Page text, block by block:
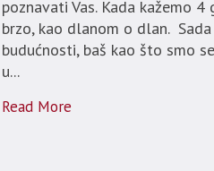
poznavati Vas. Kada kažemo
brzo, kao dlanom o dlan.
budućnosti, baš kao što smo
u...
Read More